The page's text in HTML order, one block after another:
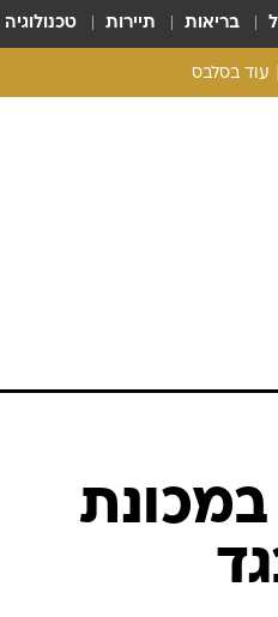
בריאות תיירות טכנולוגיה
עוד בסלבס